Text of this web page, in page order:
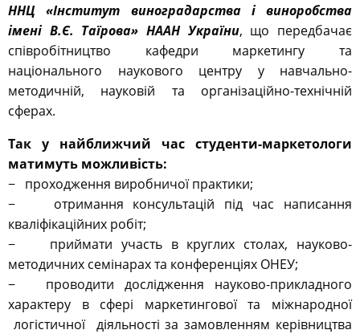
ННЦ «Інститут виноградарства і виноробства
імені В.Є. Таїрова» НААН України, що передбачає
співробітництво кафедри маркетингу та
національного наукового центру у навчально-
методичній, науковій та організаційно-технічній
сферах.
Так у найближчий час студенти-маркетологи
матимуть можливість:
− проходження виробничої практики;
− отримання консультацій під час написання
кваліфікаційних робіт;
− приймати участь в круглих столах, науково-
методичних семінарах та конференціях ОНЕУ;
− проводити дослідження науково-прикладного
характеру в сфері маркетингової та міжнародної
логістичної діяльності за замовленням керівництва